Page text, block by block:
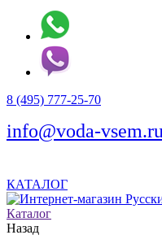
8 (495) 777-25-70
info@voda-vsem.ru
КАТАЛОГ
Каталог
Назад